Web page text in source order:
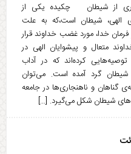
از شیطان چکیده یکی از
الهی، شیطان است،که به علت
خدا، مورد غضب خداوند قرار
متعال و پیشوایان الهی در
توصیه‌هایی کرده‌اند که در آداب
شیطان گرد آمده است. می‌توان
گناهان و ناهنجاری‌ها در جامعه
شیطان شکل می‌گیرد. […]